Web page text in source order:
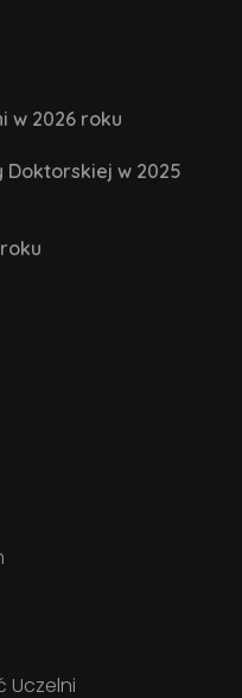
w 2026 roku
Doktorskiej w 2025
Uczelni